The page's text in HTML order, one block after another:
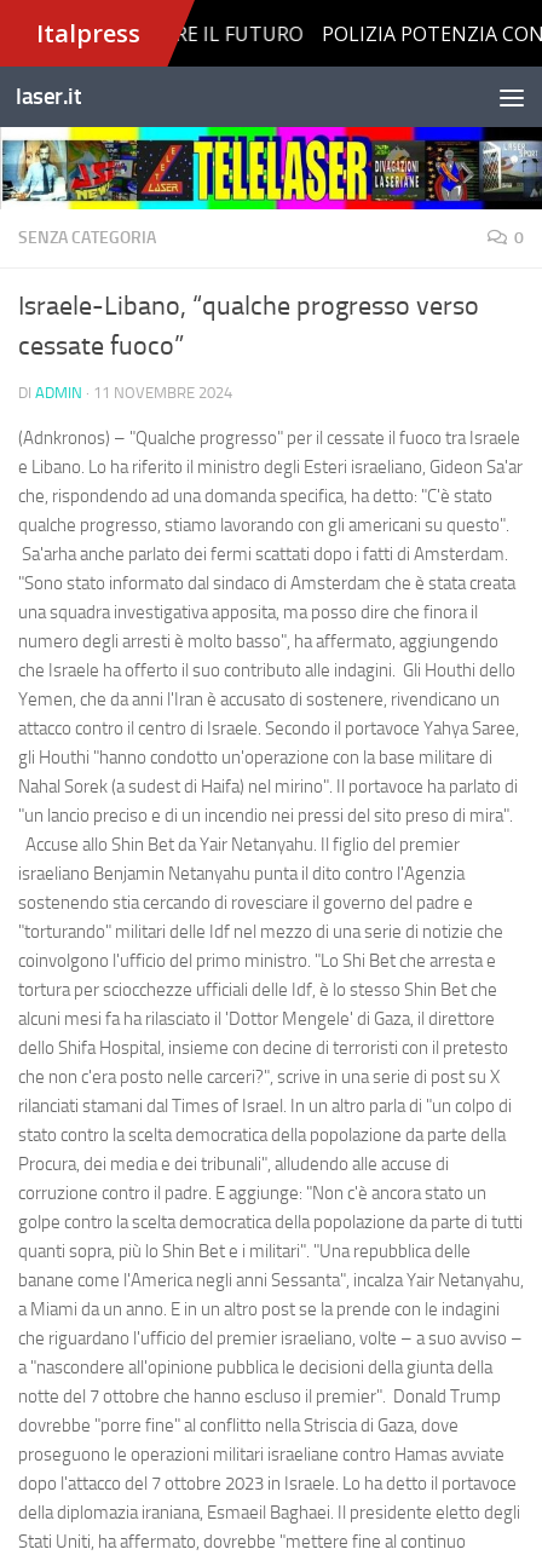
Salta al contenuto
laser.it
SENZA CATEGORIA 0
Israele-Libano, “qualche progresso verso
cessate fuoco”
DI ADMIN · 11 NOVEMBRE 2024
(Adnkronos) – "Qualche progresso" per il cessate il fuoco tra Israele
e Libano. Lo ha riferito il ministro degli Esteri israeliano, Gideon Sa'ar
che, rispondendo ad una domanda specifica, ha detto: "C'è stato
qualche progresso, stiamo lavorando con gli americani su questo".
Sa'arha anche parlato dei fermi scattati dopo i fatti di Amsterdam.
"Sono stato informato dal sindaco di Amsterdam che è stata creata
una squadra investigativa apposita, ma posso dire che finora il
numero degli arresti è molto basso", ha affermato, aggiungendo
che Israele ha offerto il suo contributo alle indagini. Gli Houthi dello
Yemen, che da anni l'Iran è accusato di sostenere, rivendicano un
attacco contro il centro di Israele. Secondo il portavoce Yahya Saree,
gli Houthi "hanno condotto un'operazione con la base militare di
Nahal Sorek (a sudest di Haifa) nel mirino". Il portavoce ha parlato di
"un lancio preciso e di un incendio nei pressi del sito preso di mira".
Accuse allo Shin Bet da Yair Netanyahu. Il figlio del premier
israeliano Benjamin Netanyahu punta il dito contro l'Agenzia
sostenendo stia cercando di rovesciare il governo del padre e
"torturando" militari delle Idf nel mezzo di una serie di notizie che
coinvolgono l'ufficio del primo ministro. "Lo Shi Bet che arresta e
tortura per sciocchezze ufficiali delle Idf, è lo stesso Shin Bet che
alcuni mesi fa ha rilasciato il 'Dottor Mengele' di Gaza, il direttore
dello Shifa Hospital, insieme con decine di terroristi con il pretesto
che non c'era posto nelle carceri?", scrive in una serie di post su X
rilanciati stamani dal Times of Israel. In un altro parla di "un colpo di
stato contro la scelta democratica della popolazione da parte della
Procura, dei media e dei tribunali", alludendo alle accuse di
corruzione contro il padre. E aggiunge: "Non c'è ancora stato un
golpe contro la scelta democratica della popolazione da parte di tutti
quanti sopra, più lo Shin Bet e i militari". "Una repubblica delle
banane come l'America negli anni Sessanta", incalza Yair Netanyahu,
a Miami da un anno. E in un altro post se la prende con le indagini
che riguardano l'ufficio del premier israeliano, volte – a suo avviso –
a "nascondere all'opinione pubblica le decisioni della giunta della
notte del 7 ottobre che hanno escluso il premier". Donald Trump
dovrebbe "porre fine" al conflitto nella Striscia di Gaza, dove
proseguono le operazioni militari israeliane contro Hamas avviate
dopo l'attacco del 7 ottobre 2023 in Israele. Lo ha detto il portavoce
della diplomazia iraniana, Esmaeil Baghaei. Il presidente eletto degli
Stati Uniti, ha affermato, dovrebbe "mettere fine al continuo